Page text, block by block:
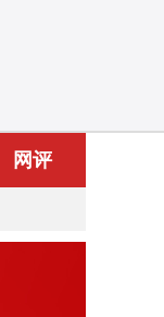
网评